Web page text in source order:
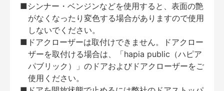
■シンナー・ベンジンなどを使用すると、表面の艶
がなくなったり変色する場合がありますので使用
しないでください。
■ドアクローザーは取付けできません。ドアクロー
ザーを取付ける場合は、「hapia public（ハピア
パブリック）」のドアおよびドアクローザーをご
使用ください。